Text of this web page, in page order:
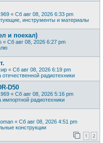
« Сб авг 08, 2026 6:33 pm
инструменты и материалы
и поехал)
« Сб авг 08, 2026 6:27 pm
« Сб авг 08, 2026 6:19 pm
радиотехники
D50
« Сб авг 08, 2026 5:16 pm
радиотехники
« Сб авг 08, 2026 4:51 pm
конструкции
1 2